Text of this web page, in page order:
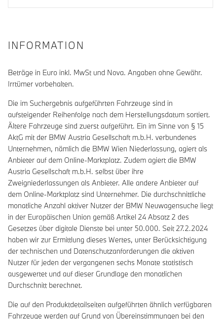
INFORMATION
Beträge in Euro inkl. MwSt und Nova. Angaben ohne Gewähr.
Irrtümer vorbehalten.
Die im Suchergebnis aufgeführten Fahrzeuge sind in
aufsteigender Reihenfolge nach dem Herstellungsdatum sortiert.
Ältere Fahrzeuge sind zuerst aufgeführt. Ein im Sinne von § 15
AktG mit der BMW Austria Gesellschaft m.b.H. verbundenes
Unternehmen, nämlich die BMW Wien Niederlassung, agiert als
Anbieter auf dem Online-Marktplatz. Zudem agiert die BMW
Austria Gesellschaft m.b.H. selbst über ihre
Zweigniederlassungen als Anbieter. Alle andere Anbieter auf
dem Online-Marktplatz sind Unternehmer. Die durchschnittliche
monatliche Anzahl aktiver Nutzer der BMW Neuwagensuche liegt
in der Europäischen Union gemäß Artikel 24 Absatz 2 des
Gesetzes über digitale Dienste bei unter 50.000. Seit 27.2.2024
haben wir zur Ermittlung dieses Wertes, unter Berücksichtigung
der technischen und Datenschutzanforderungen die aktiven
Nutzer für jeden der vergangenen sechs Monate statistisch
ausgewertet und auf dieser Grundlage den monatlichen
Durchschnitt berechnet.
Die auf den Produktdetailseiten aufgeführten ähnlich verfügbaren
Fahrzeuge werden auf Grund von Übereinstimmungen bei den